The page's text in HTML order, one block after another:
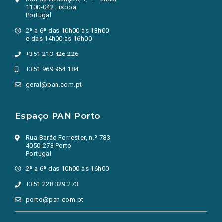
1100-042 Lisboa
Portugal
2ª a 6ª das 10h00 às 13h00
e das 14h00 às 16h00
+351 213 426 226
+351 969 954 184
geral@pan.com.pt
Espaço PAN Porto
Rua Barão Forrester, n.º 783
4050-273 Porto
Portugal
2ª a 6ª das 10h00 às 16h00
+351 228 329 273
porto@pan.com.pt